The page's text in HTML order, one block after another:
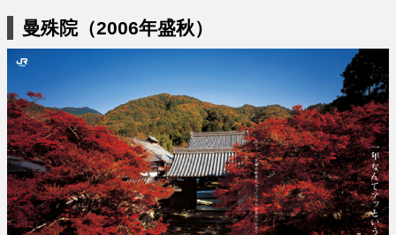
曼殊院（2006年盛秋）